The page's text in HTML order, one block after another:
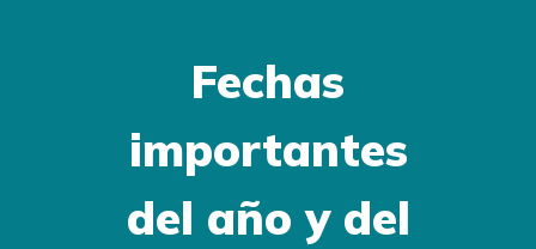
Fechas
importantes
del año y del